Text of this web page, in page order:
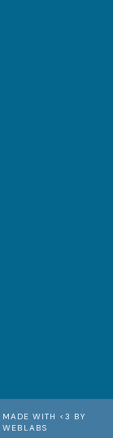
MADE WITH <3 BY
WEBLABS